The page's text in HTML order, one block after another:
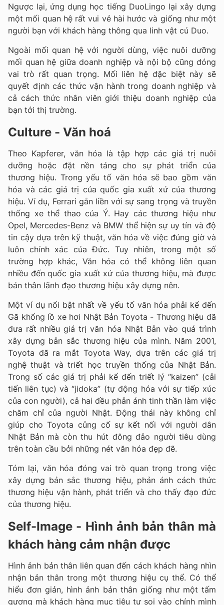
Ngược lại, ứng dụng học tiếng DuoLingo lại xây dựng
một mối quan hệ rất vui vẻ hài hước và giống như một
người bạn với khách hàng thông qua linh vật cú Duo.
Ngoài mối quan hệ với người dùng, việc nuôi dưỡng
mối quan hệ giữa doanh nghiệp và nội bộ cũng đóng
vai trò rất quan trọng. Mối liên hệ đặc biệt này sẽ
quyết định các thức vận hành trong doanh nghiệp và
cả cách thức nhân viên giới thiệu doanh nghiệp của
bạn tới thị trường.
Culture - Văn hoá
Theo Kapferer, văn hóa là tập hợp các giá trị nuôi
dưỡng hoặc đặt nền tảng cho sự phát triển của
thương hiệu. Trong yếu tố văn hóa sẽ bao gồm văn
hóa và các giá trị của quốc gia xuất xứ của thương
hiệu. Ví dụ, Ferrari gắn liền với sự sang trọng và truyền
thống xe thể thao của Ý. Hay các thương hiệu như
Opel, Mercedes-Benz và BMW thể hiện sự uy tín và độ
tin cậy dựa trên kỹ thuật, văn hóa về việc đúng giờ và
luôn chính xác của Đức. Tuy nhiên, trong một số
trường hợp khác, Văn hóa có thể không liên quan
nhiều đến quốc gia xuất xứ của thương hiệu, mà được
bản thân lãnh đạo thương hiệu xây dựng nên.
Một ví dụ nổi bật nhất về yếu tố văn hóa phải kể đến
Gã khổng lồ xe hơi Nhật Bản Toyota - Thương hiệu đã
đưa rất nhiều giá trị văn hóa Nhật Bản vào quá trình
xây dựng bản sắc thương hiệu của mình. Năm 2001,
Toyota đã ra mắt Toyota Way, dựa trên các giá trị
nghệ thuật và triết học truyền thống của Nhật Bản.
Trong số các giá trị phải kể đến triết lý “kaizen” (cải
tiến liên tục) và “jidoka” (tự động hóa với sự tiếp xúc
của con người), cả hai đều phản ánh tinh thần làm việc
chăm chỉ của người Nhật. Động thái này không chỉ
giúp cho Toyota củng cố sự kết nối với người dân
Nhật Bản mà còn thu hút đông đảo người tiêu dùng
trên toàn cầu bởi những nét văn hóa đẹp đẽ.
Tóm lại, văn hóa đóng vai trò quan trọng trong việc
xây dựng bản sắc thương hiệu, phản ánh cách thức
thương hiệu vận hành, phát triển và cho thấy đạo đức
của thương hiệu.
Self-Image - Hình ảnh bản thân mà
khách hàng cảm nhận được
Hình ảnh bản thân liên quan đến cách khách hàng nhìn
nhận bản thân trong một thương hiệu cụ thể. Có thể
hiểu đơn giản, hình ảnh bản thân giống như một tấm
gương mà khách hàng mục tiêu tự soi vào chính mình